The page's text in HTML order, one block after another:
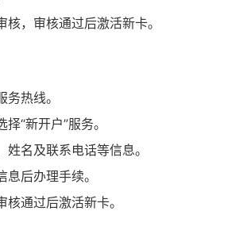
核，审核通过后激活新卡。
热线。
“新开户”服务。
姓名及联系电话等信息。
后办理手续。
核通过后激活新卡。